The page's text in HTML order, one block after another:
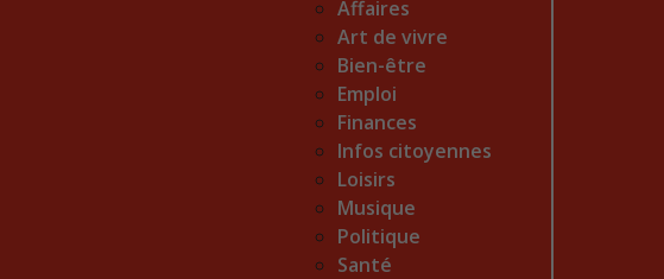
Affaires
Art de vivre
Bien-être
Emploi
Finances
Infos citoyennes
Loisirs
Musique
Politique
Santé